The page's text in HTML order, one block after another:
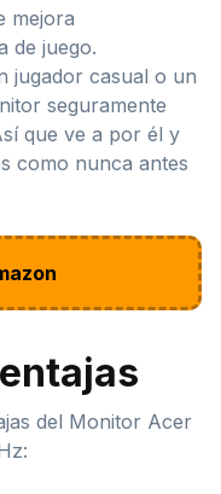
mejora
de juego.
jugador casual o un
seguramente
que ve a por él y
como nunca antes
del Monitor Acer